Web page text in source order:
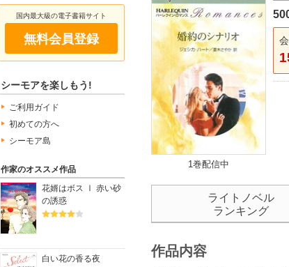
国内最大級の電子書籍サイト
無料会員登録
シーモアを楽しもう!
ご利用ガイド
初めての方へ
シーモア島
作家のオススメ作品
花婿はボス Ⅰ 赤い砂
の誘惑
白い花の香る夜
1巻配信中
ライトノベル
ランキング
作品内容